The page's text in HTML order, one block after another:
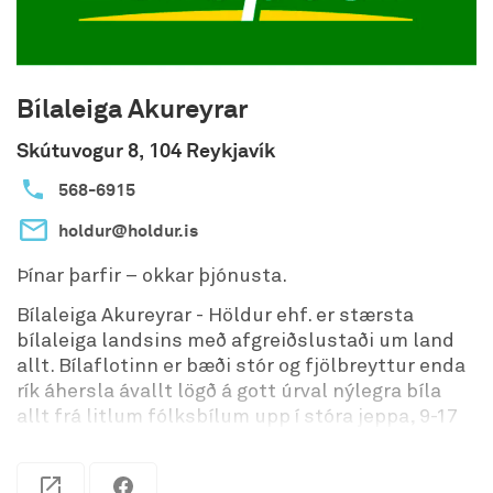
fyrirtækisins sé í sátt við samfélagið og
umbótum í umhverfismálum til lágmarka
Akureyrar stuðlar að aukinni umhverfisvitund
starfsmanna og leggur áherslu á ábyrga nýtingu
auðlinda og lágmörkun úrgangs og losun
gróðurhúsalofttegunda.
Bílaleiga Akureyrar
Skútuvogur 8, 104 Reykjavík
568-6915
holdur@holdur.is
Þínar þarfir – okkar þjónusta.
Bílaleiga Akureyrar - Höldur ehf. er stærsta
bílaleiga landsins með afgreiðslustaði um land
allt. Bílaflotinn er bæði stór og fjölbreyttur enda
rík áhersla ávallt lögð á gott úrval nýlegra bíla
allt frá litlum fólksbílum upp í stóra jeppa, 9-17